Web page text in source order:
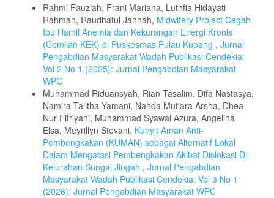
Rahmi Fauziah, Frani Mariana, Luthfia Hidayati
Rahman, Raudhatul Jannah, Midwifery Project Cegah
Ibu Hamil Anemia dan Kekurangan Energi Kronis
(Cemilan KEK) di Puskesmas Pulau Kupang , Jurnal
Pengabdian Masyarakat Wadah Publikasi Cendekia:
Vol 2 No 1 (2025): Jurnal Pengabdian Masyarakat
WPC
Muhammad Riduansyah, Rian Tasalim, Difa Nastasya,
Namira Talitha Yamani, Nahda Mutiara Arsha, Dhea
Nur Fitriyani, Muhammad Syawal Azura, Angelina
Elsa, Meyrillyn Stevani, Kunyit Aman Anti-
Pembengkakan (KUMAN) sebagai Alternatif Lokal
Dalam Mengatasi Pembengkakan Akibat Dislokasi Di
Kelurahan Sungai Jingah , Jurnal Pengabdian
Masyarakat Wadah Publikasi Cendekia: Vol 3 No 1
(2026): Jurnal Pengabdian Masyarakat WPC